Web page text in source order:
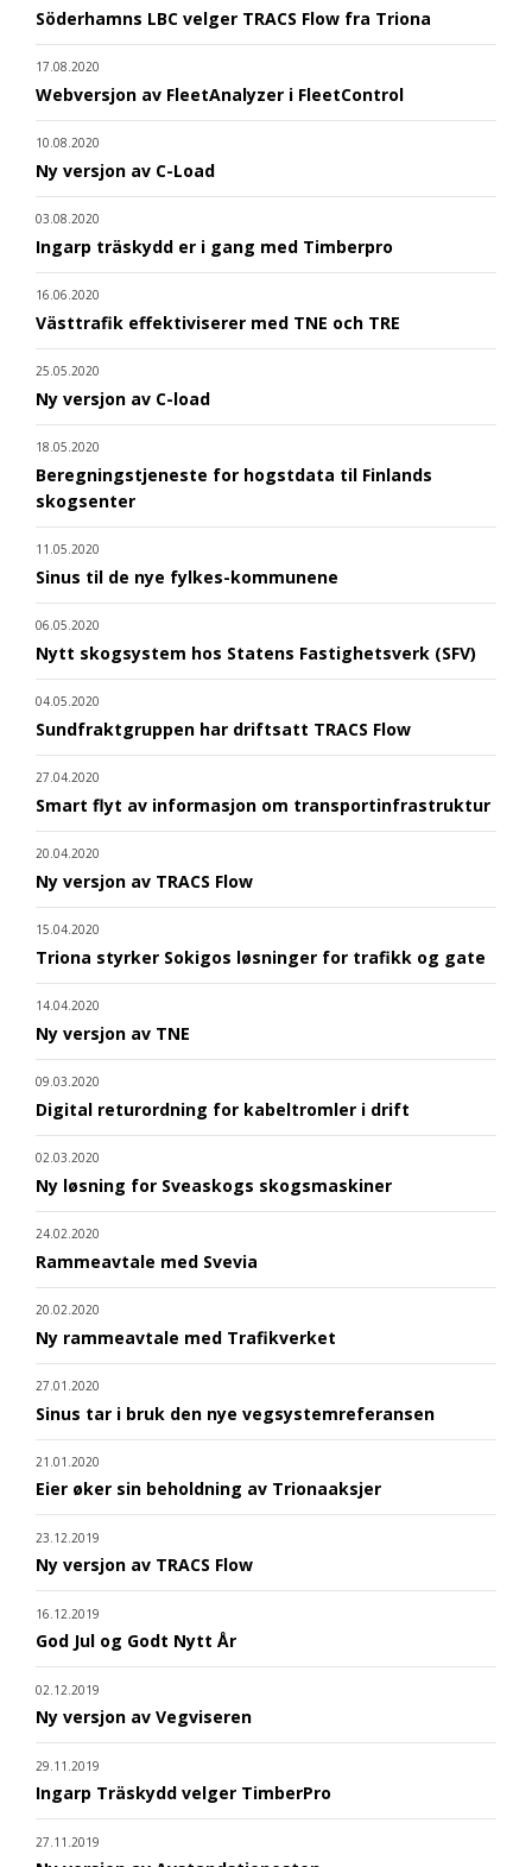
Söderhamns LBC velger TRACS Flow fra Triona
17.08.2020
Webversjon av FleetAnalyzer i FleetControl
10.08.2020
Ny versjon av C-Load
03.08.2020
Ingarp träskydd er i gang med Timberpro
16.06.2020
Västtrafik effektiviserer med TNE och TRE
25.05.2020
Ny versjon av C-load
18.05.2020
Beregningstjeneste for hogstdata til Finlands
skogsenter
11.05.2020
Sinus til de nye fylkes-kommunene
06.05.2020
Nytt skogsystem hos Statens Fastighetsverk (SFV)
04.05.2020
Sundfraktgruppen har driftsatt TRACS Flow
27.04.2020
Smart flyt av informasjon om transportinfrastruktur
20.04.2020
Ny versjon av TRACS Flow
15.04.2020
Triona styrker Sokigos løsninger for trafikk og gate
14.04.2020
Ny versjon av TNE
09.03.2020
Digital returordning for kabeltromler i drift
02.03.2020
Ny løsning for Sveaskogs skogsmaskiner
24.02.2020
Rammeavtale med Svevia
20.02.2020
Ny rammeavtale med Trafikverket
27.01.2020
Sinus tar i bruk den nye vegsystemreferansen
21.01.2020
Eier øker sin beholdning av Trionaaksjer
23.12.2019
Ny versjon av TRACS Flow
16.12.2019
God Jul og Godt Nytt År
02.12.2019
Ny versjon av Vegviseren
29.11.2019
Ingarp Träskydd velger TimberPro
27.11.2019